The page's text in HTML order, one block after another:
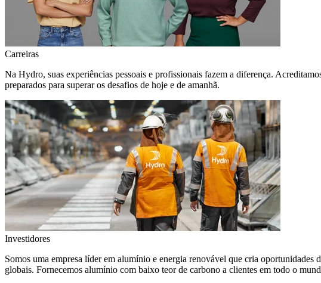
Carreiras
Na Hydro, suas experiências pessoais e profissionais fazem a diferença.
preparados para superar os desafios de hoje e de amanhã.
Investidores
Somos uma empresa líder em alumínio e energia renovável que cria oportunidades
globais. Fornecemos alumínio com baixo teor de carbono a clientes em todo o